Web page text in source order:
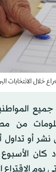
الانتخابات
من
أو تداول
كان
يوم الاقتراع